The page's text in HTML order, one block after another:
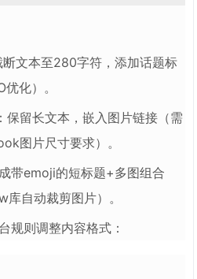
断文本至280字符，添加话题标
化）。
：保留长文本，嵌入图片链接（需
图片尺寸要求）。
成带emoji的短标题+多图组合
库自动裁剪图片）。
规则调整内容格式：